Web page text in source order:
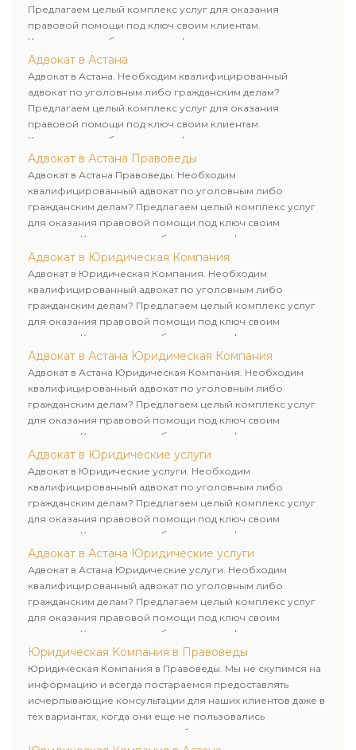
Предлагаем целый комплекс услуг для оказания
правовой помощи под ключ своим клиентам.
Комплексное обслуживание физических и юридических
лиц. Индивидуальный подход к каждому клиенту.
Адвокат в Астана
Адвокат в Астана. Необходим квалифицированный
адвокат по уголовным либо гражданским делам?
Предлагаем целый комплекс услуг для оказания
правовой помощи под ключ своим клиентам.
Комплексное обслуживание физических и юридических
лиц. Индивидуальный подход к каждому клиенту.
Адвокат в Астана Правоведы
Адвокат в Астана Правоведы. Необходим
квалифицированный адвокат по уголовным либо
гражданским делам? Предлагаем целый комплекс услуг
для оказания правовой помощи под ключ своим
клиентам. Комплексное обслуживание физических и
юридических лиц. Индивидуальный подход к каждому
клиенту.
Адвокат в Юридическая Компания
Адвокат в Юридическая Компания. Необходим
квалифицированный адвокат по уголовным либо
гражданским делам? Предлагаем целый комплекс услуг
для оказания правовой помощи под ключ своим
клиентам. Комплексное обслуживание физических и
юридических лиц. Индивидуальный подход к каждому
клиенту.
Адвокат в Астана Юридическая Компания
Адвокат в Астана Юридическая Компания. Необходим
квалифицированный адвокат по уголовным либо
гражданским делам? Предлагаем целый комплекс услуг
для оказания правовой помощи под ключ своим
клиентам. Комплексное обслуживание физических и
юридических лиц. Индивидуальный подход к каждому
клиенту.
Адвокат в Юридические услуги
Адвокат в Юридические услуги. Необходим
квалифицированный адвокат по уголовным либо
гражданским делам? Предлагаем целый комплекс услуг
для оказания правовой помощи под ключ своим
клиентам. Комплексное обслуживание физических и
юридических лиц. Индивидуальный подход к каждому
клиенту.
Адвокат в Астана Юридические услуги
Адвокат в Астана Юридические услуги. Необходим
квалифицированный адвокат по уголовным либо
гражданским делам? Предлагаем целый комплекс услуг
для оказания правовой помощи под ключ своим
клиентам. Комплексное обслуживание физических и
юридических лиц. Индивидуальный подход к каждому
клиенту.
Юридическая Компания в Правоведы
Юридическая Компания в Правоведы. Мы не скупимся на
информацию и всегда постараемся предоставлять
исчерпывающие консультации для наших клиентов даже в
тех вариантах, когда они еще не пользовались
юридическими услугами нашей компании.